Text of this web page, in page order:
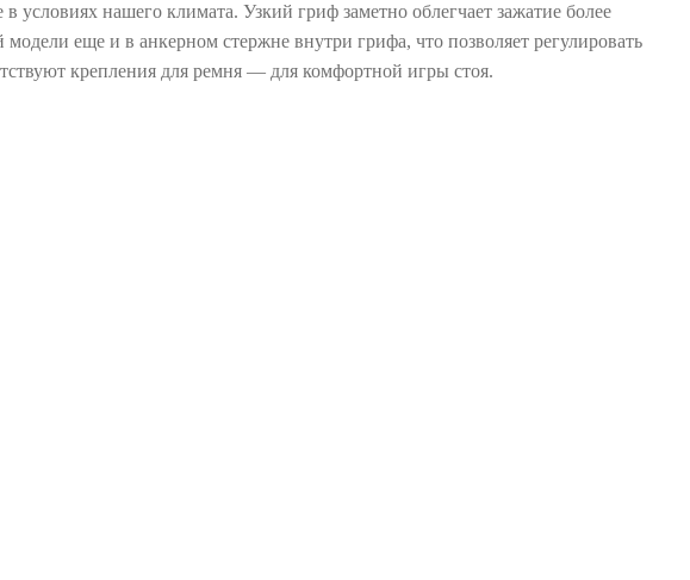
условиях нашего климата. Узкий гриф заметно облегчает зажатие более
еще и в анкерном стержне внутри грифа, что позволяет регулировать
крепления для ремня — для комфортной игры стоя.